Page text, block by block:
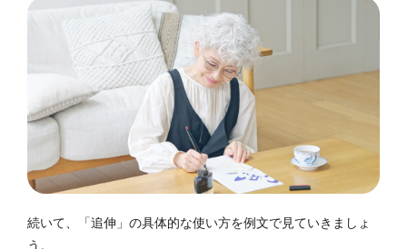
続いて、「追伸」の具体的な使い方を例文で見ていきましょ
う。